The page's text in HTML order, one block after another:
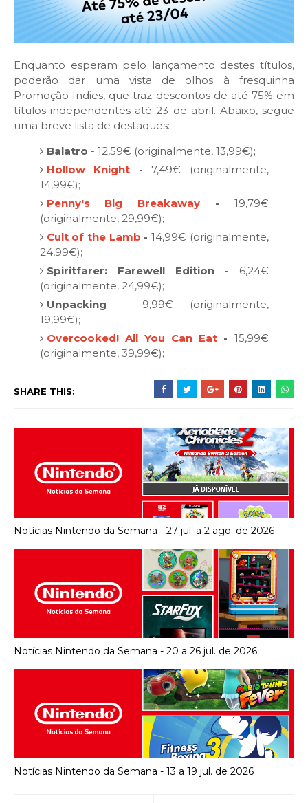
Enquanto esperam pelo lançamento destes títulos,
poderão dar uma vista de olhos à fresquinha
Promoção Indies, que traz descontos de até 75% em
títulos independentes até 23 de abril. Abaixo, segue
uma breve lista de destaques:
Balatro - 12,59€ (originalmente, 13,99€);
Hollow Knight
- 7,49€ (originalmente,
14,99€);
Penny's Big Breakaway - 19,79€
(originalmente, 29,99€);
Cult of the Lamb - 14,99€ (originalmente,
24,99€);
Spiritfarer: Farewell Edition - 6,24€
(originalmente, 24,99€);
Unpacking - 9,99€ (originalmente,
19,99€);
Overcooked! All You Can Eat - 15,99€
(originalmente, 39,99€);
SHARE THIS:
Notícias Nintendo da Semana - 27 jul. a 2 ago. de 2026
Notícias Nintendo da Semana - 20 a 26 jul. de 2026
Notícias Nintendo da Semana - 13 a 19 jul. de 2026